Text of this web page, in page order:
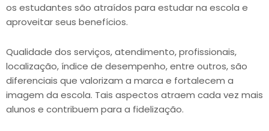
os estudantes são atraídos para estudar na escola e
aproveitar seus benefícios.
Qualidade dos serviços, atendimento, profissionais,
localização, índice de desempenho, entre outros, são
diferenciais que valorizam a marca e fortalecem a
imagem da escola. Tais aspectos atraem cada vez mais
alunos e contribuem para a fidelização.